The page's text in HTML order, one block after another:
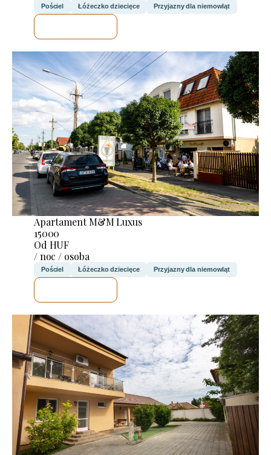
Pościel Łóżeczko dziecięce Przyjazny dla niemowląt
Apartament M&M Luxus
15000
Od HUF
/ noc / osoba
Pościel Łóżeczko dziecięce Przyjazny dla niemowląt